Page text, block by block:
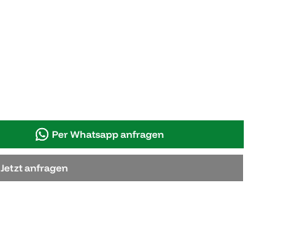
Per Whatsapp anfragen
Jetzt anfragen